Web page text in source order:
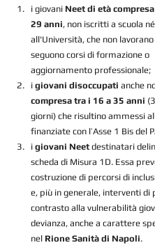
i giovani Neet di età
29 anni, non iscritti a scuola né
all'Università, che non lavorano
seguono corsi di formazione o
aggiornamento professionale;
i giovani disoccupati anche
compresa tra i 16 a 35 anni
giorni) che risultino ammessi
finanziate con l’Asse 1 Bis del
i giovani Neet destinatari
scheda di Misura 1D. Essa
costruzione di percorsi di
e, più in generale, interventi di
contrasto alla vulnerabilità
devianza, anche a carattere
nel Rione Sanità di Napoli.